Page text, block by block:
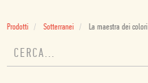
Prodotti Sotterranei La maestra dei colori